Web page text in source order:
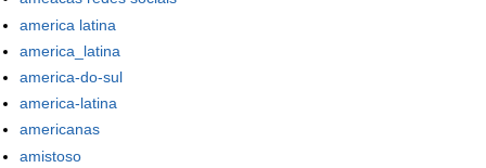
america latina
america_latina
america-do-sul
america-latina
americanas
amistoso